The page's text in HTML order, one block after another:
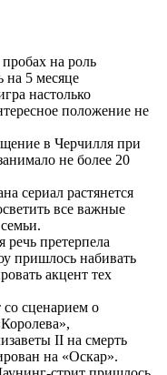
на роль
на 5 месяце
настолько
положение не
в Черчилля при
не более 20
сериал растянется
все важные
речь претерпела
пришлось набивать
акцент тех
сценарием о
II на смерть
на «Оскар».